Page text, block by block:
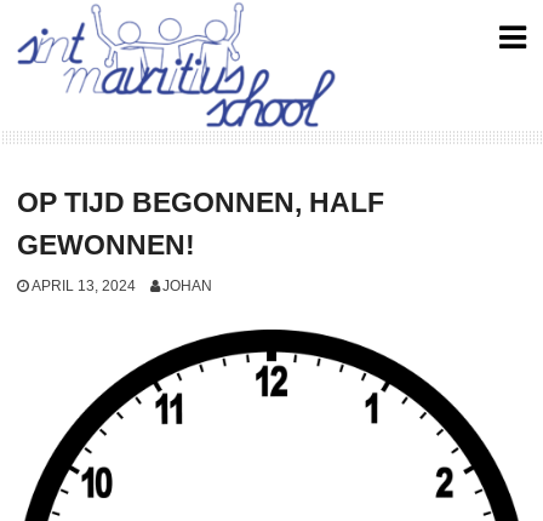
content
OP TIJD BEGONNEN, HALF
GEWONNEN!
APRIL 13, 2024 JOHAN